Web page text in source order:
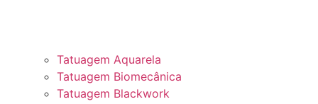
Tatuagem Aquarela
Tatuagem Biomecânica
Tatuagem Blackwork